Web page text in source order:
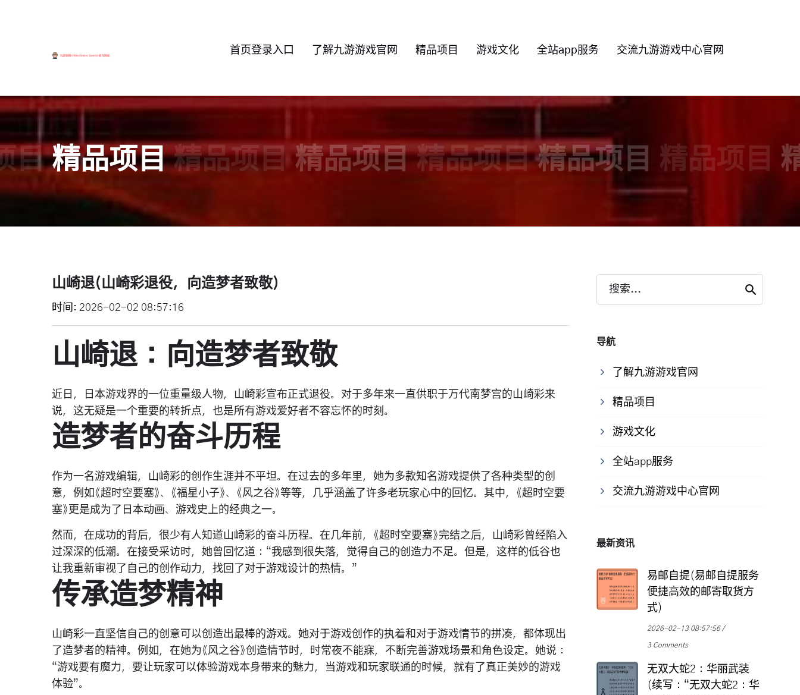
首页登录入口 了解九游游戏官网 精品项目 游戏文化 全站app服务 交流九游游戏中心官网
目 精品项目 精品项目 精品项目 精品项目 精品项目 精品项目
山崎退(山崎彩退役，向造梦者致敬)
时间 2026-02-02 08:57:16
山崎退：向造梦者致敬
近日，日本游戏界的一位重量级人物，山崎彩宣布正式退役。对于多年来一直供职于万代南梦宫的山崎彩来
说，这无疑是一个重要的转折点，也是所有游戏爱好者不容忘怀的时刻。
造梦者的奋斗历程
作为一名游戏编辑，山崎彩的创作生涯并不平坦。在过去的多年里，她为多款知名游戏提供了各种类型的创
意，例如《超时空要塞》、《福星小子》、《风之谷》等等，几乎涵盖了许多老玩家心中的回忆。其中，《超时空要
塞》更是成为了日本动画、游戏史上的经典之一。
然而，在成功的背后，很少有人知道山崎彩的奋斗历程。在几年前，《超时空要塞》完结之后，山崎彩曾经陷入
过深深的低潮。在接受采访时，她曾回忆道：“我感到很失落，觉得自己的创造力不足。但是，这样的低谷也
让我重新审视了自己的创作动力，找回了对于游戏设计的热情。”
传承造梦精神
山崎彩一直坚信自己的创意可以创造出最棒的游戏。她对于游戏创作的执着和对于游戏情节的拼凑，都体现出
了造梦者的精神。例如，在她为《风之谷》创造情节时，时常夜不能寐，不断完善游戏场景和角色设定。她说：
“游戏要有魔力，要让玩家可以体验游戏本身带来的魅力，当游戏和玩家联通的时候，就有了真正美妙的游戏
体验”。
搜索...
导航
了解九游游戏官网
精品项目
游戏文化
全站app服务
交流九游游戏中心官网
最新资讯
易邮自提(易邮自提服务
便捷高效的邮寄取货方
式)
2026-02-13 08:57:56
3 Comments
无双大蛇2：华丽武装
(续写：“无双大蛇2：华